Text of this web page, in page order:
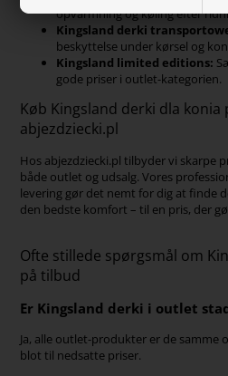
opvarmning og køling efter
Kingsland derki
beskyttelse under kørsel og
Kingsland limited editions:
gode priser i outlet-kategorien.
Køb Kingsland derki dla konia
abjezdziecki.pl
Hos abjezdziecki.pl tilbyder vi skarpe
både outlet og udsalg. Vores
levering gør det nemt for dig at finde
den bedste komfort – til en pris, der
Ofte stillede spørgsmål om
på tilbud
Er Kingsland derki i outlet
Ja, alle outlet-produkter er de samme
blot til nedsatte priser.